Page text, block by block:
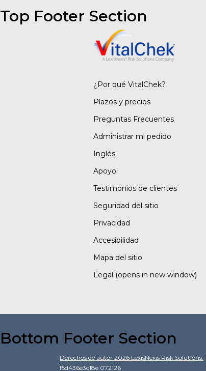
Top Footer Section
¿Por qué VitalChek?
Plazos y precios
Preguntas Frecuentes
Administrar mi pedido
Inglés
Apoyo
Testimonios de clientes
Seguridad del sitio
Privacidad
Accesibilidad
Mapa del sitio
Legal (opens in new window)
Bottom Footer Section
Derechos de autor 2026 LexisNexis Risk Solutions.
f5d436e3c18e.072126